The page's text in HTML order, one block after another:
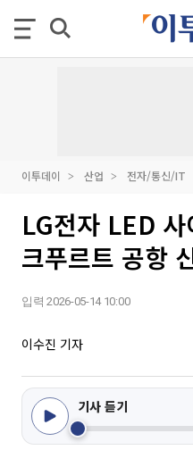
이투데이 산업 전자/통신/IT
LG전자 LED
크푸르트 공항
입력 2026-05-14 10:00
이수진 기자
기사 듣기